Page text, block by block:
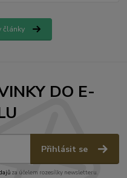
články
DO E-
Přihlásit se
za účelem rozesílky newsletteru.